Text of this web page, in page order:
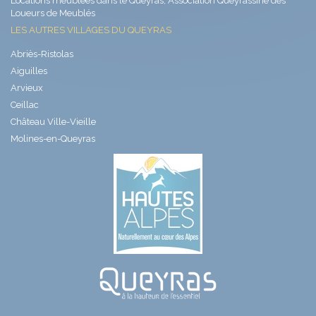
Loueurs de Meublés
LES AUTRES VILLAGES DU QUEYRAS
Abriès-Ristolas
Aiguilles
Arvieux
Ceillac
Château Ville-Vieille
Molines-en-Queyras